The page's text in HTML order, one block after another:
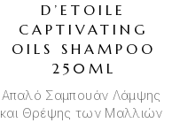
D’ETOILE
CAPTIVATING
OILS SHAMPOO
250ML
Απαλό Σαμπουάν Λάμψης
και Θρέψης των Μαλλιών